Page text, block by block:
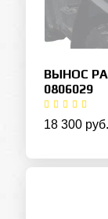
ВЫНОС
0806029
18 300 руб.